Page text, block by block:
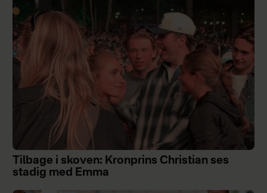
Tilbage i skoven: Kronprins Christian ses
stadig med Emma